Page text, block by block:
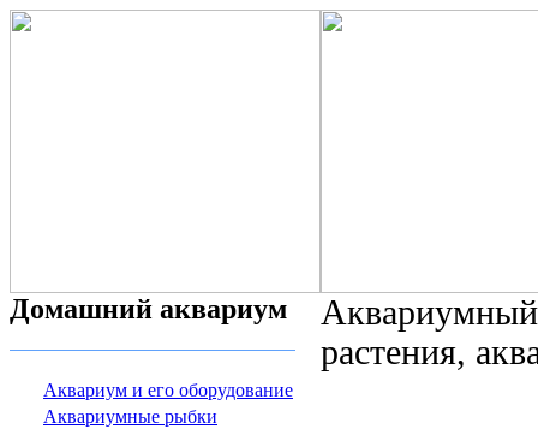
Домашний аквариум
Аквариум и его оборудование
Аквариумные рыбки
растения,